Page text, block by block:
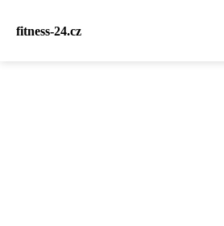
fitness-24.cz